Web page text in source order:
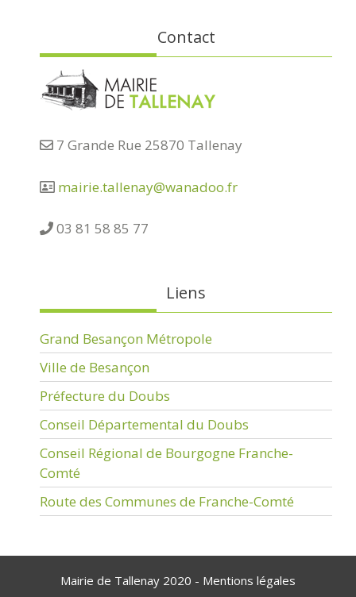
Contact
7 Grande Rue 25870 Tallenay
mairie.tallenay@wanadoo.fr
03 81 58 85 77
Liens
Grand Besançon Métropole
Ville de Besançon
Préfecture du Doubs
Conseil Départemental du Doubs
Conseil Régional de Bourgogne Franche-
Comté
Route des Communes de Franche-Comté
Mairie de Tallenay 2020 - Mentions légales